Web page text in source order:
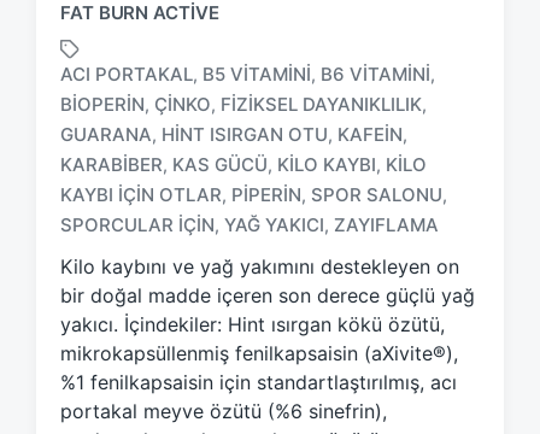
FAT BURN ACTIVE
a
g
g
d
w
i
t
h
ACI PORTAKAL, B5 VITAMINI, B6 VITAMINI,
BIOPERIN, ÇINKO, FIZIKSEL DAYANIKLILIK,
GUARANA, HINT ISIRGAN OTU, KAFEIN,
KARABIBER, KAS GÜCÜ, KILO KAYBI, KILO
KAYBI IÇIN OTLAR, PIPERIN, SPOR SALONU,
SPORCULAR IÇIN, YAĞ YAKICI, ZAYIFLAMA
Kilo kaybını ve yağ yakımını destekleyen on
bir doğal madde içeren son derece güçlü yağ
yakıcı. İçindekiler: Hint ısırgan kökü özütü,
mikrokapsüllenmiş fenilkapsaisin (aXivite®),
%1 fenilkapsaisin için standartlaştırılmış, acı
portakal meyve özütü (%6 sinefrin),